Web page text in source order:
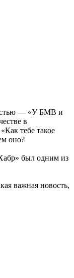
— «У БМВ и
в
тебе такое
оно?
был одним из
важная новость,